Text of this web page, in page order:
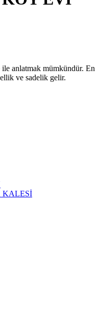
anlatmak mümkündür. En
ve sadelik gelir.
KALESİ